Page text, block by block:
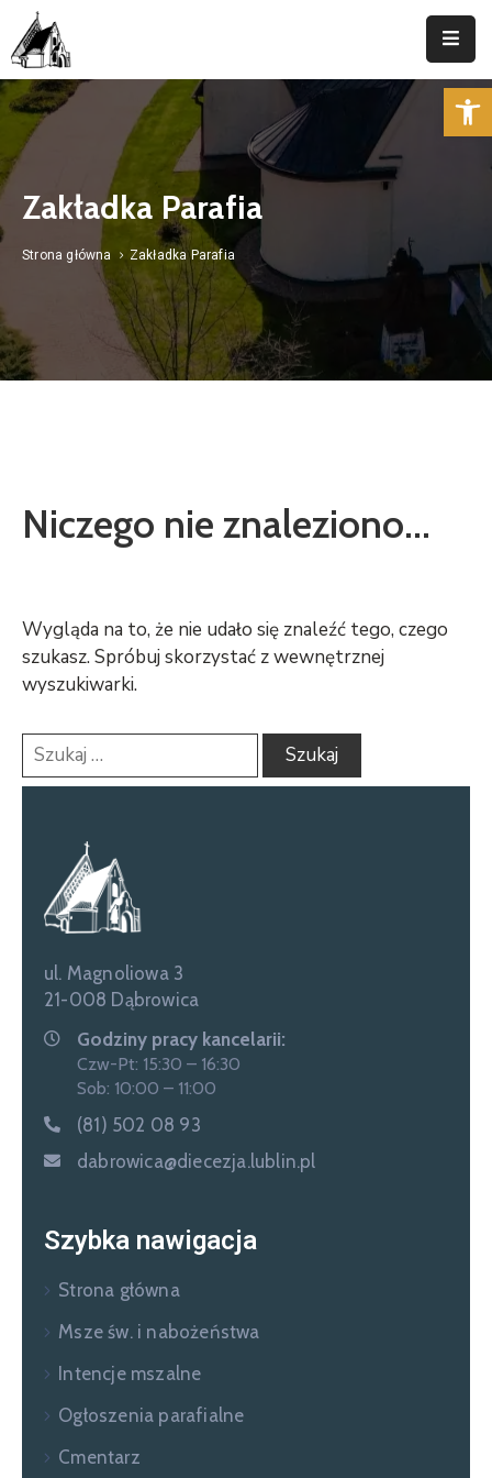
Strona
Główna
Duszpasterstwo
Aktualności
Kancelaria
Zakładka Parafia
Strona główna Zakładka Parafia
Niczego nie znaleziono...
Wygląda na to, że nie udało się znaleźć tego, czego
szukasz. Spróbuj skorzystać z wewnętrznej
wyszukiwarki.
ul. Magnoliowa 3
21-008 Dąbrowica
Godziny pracy kancelarii:
Czw-Pt: 15:30 – 16:30
Sob: 10:00 – 11:00
(81) 502 08 93
dabrowica@diecezja.lublin.pl
Szybka nawigacja
Strona główna
Msze św. i nabożeństwa
Intencje mszalne
Ogłoszenia parafialne
Cmentarz